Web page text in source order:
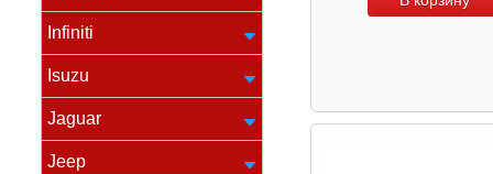
Infiniti
Isuzu
Jaguar
Jeep